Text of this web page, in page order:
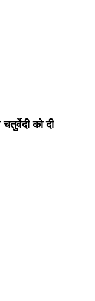
को दी